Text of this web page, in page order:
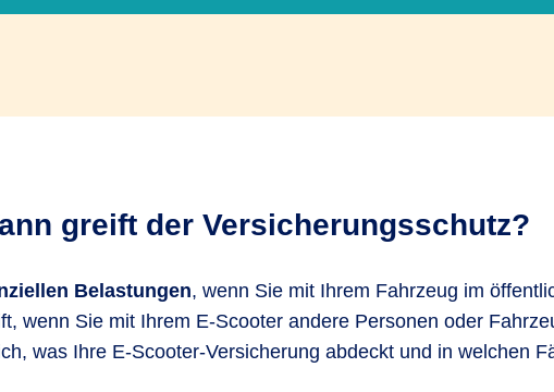
greift der Versicherungsschutz?
Belastungen, wenn Sie mit Ihrem Fahrzeug im
wenn Sie mit Ihrem E-Scooter andere Personen oder
was Ihre E-Scooter-Versicherung abdeckt und in welchen